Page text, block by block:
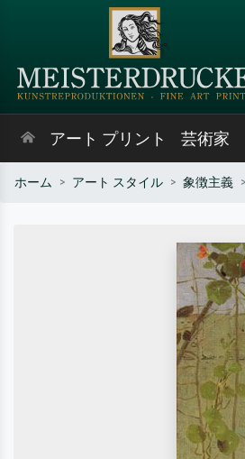
アート プリント 芸術家
ホーム アート スタイル 象徴主義